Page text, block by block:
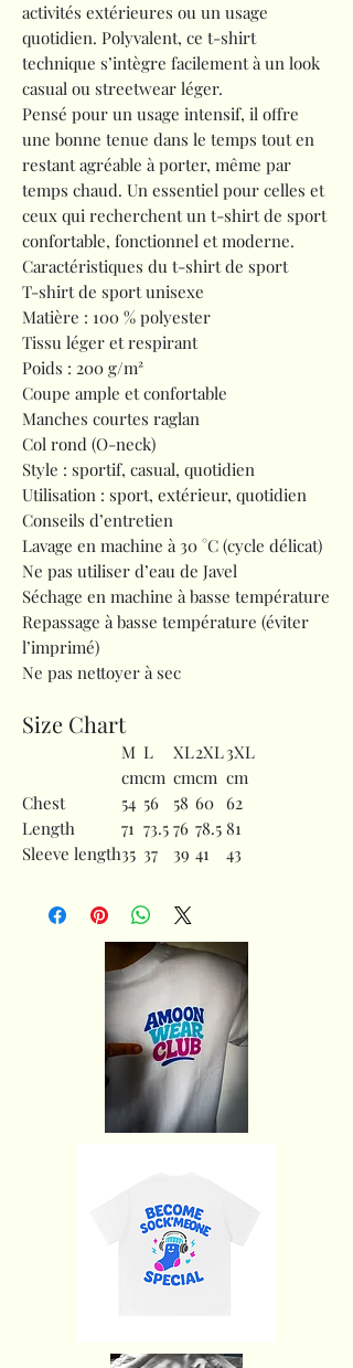
activités extérieures ou un usage
quotidien. Polyvalent, ce t-shirt
technique s’intègre facilement à un look
casual ou streetwear léger.
Pensé pour un usage intensif, il offre
une bonne tenue dans le temps tout en
restant agréable à porter, même par
temps chaud. Un essentiel pour celles et
ceux qui recherchent un t-shirt de sport
confortable, fonctionnel et moderne.
Caractéristiques du t-shirt de sport
T-shirt de sport unisexe
Matière : 100 % polyester
Tissu léger et respirant
Poids : 200 g/m²
Coupe ample et confortable
Manches courtes raglan
Col rond (O-neck)
Style : sportif, casual, quotidien
Utilisation : sport, extérieur, quotidien
Conseils d’entretien
Lavage en machine à 30 °C (cycle délicat)
Ne pas utiliser d’eau de Javel
Séchage en machine à basse température
Repassage à basse température (éviter
l’imprimé)
Ne pas nettoyer à sec
Size Chart
M L XL2XL3XL
cmcm cmcm cm
Chest
54 56 58 60 62
Length
71 73.5 76 78.5 81
Sleeve length35 37 39 41 43